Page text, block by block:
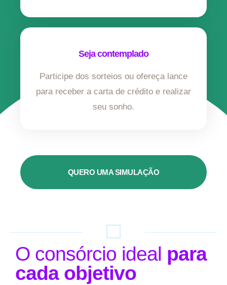
Seja contemplado
Participe dos sorteios ou ofereça lance
para receber a carta de crédito e realizar
seu sonho.
QUERO UMA SIMULAÇÃO
O consórcio ideal para
cada objetivo